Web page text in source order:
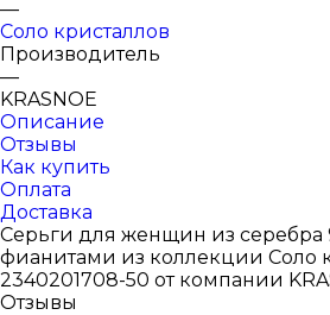
—
Соло кристаллов
Производитель
—
KRASNOE
Описание
Отзывы
Как купить
Оплата
Доставка
Серьги для женщин из серебра
фианитами из коллекции Соло
2340201708-50 от компании
Отзывы